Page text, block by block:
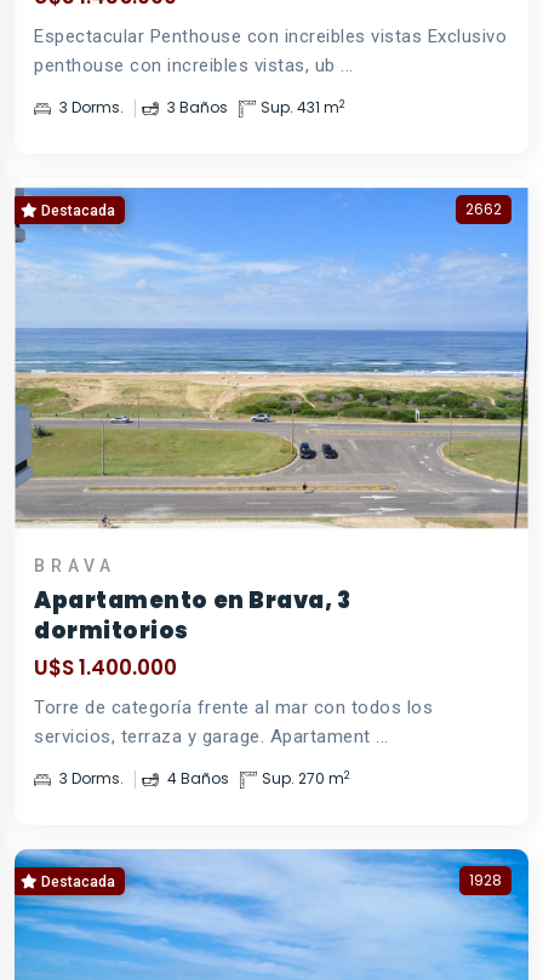
Espectacular Penthouse con increibles vistas Exclusivo
penthouse con increibles vistas, ub ...
3 Dorms. 3 Baños Sup. 431 m2
Destacada 2662
BRAVA
Apartamento en Brava, 3
dormitorios
U$S 1.400.000
Torre de categoría frente al mar con todos los
servicios, terraza y garage. Apartament ...
3 Dorms. 4 Baños Sup. 270 m2
Destacada 1928